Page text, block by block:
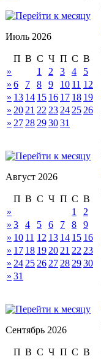
Июль 2026
П В С Ч П С В
»
1 2 3 4
5
» 6 7 8 9 10 11 12
» 13 14 15 16 17 18 19
» 20 21 22 23 24 25 26
» 27 28 293031
Август 2026
П В С Ч П С В
»
1
2
» 3 4 5 6 7 8
9
» 10 11 12 13 14 15 16
» 17 18 19 20 21 22 23
» 24 25 26 27 28 2930
» 31
Сентябрь 2026
П В С Ч П С В